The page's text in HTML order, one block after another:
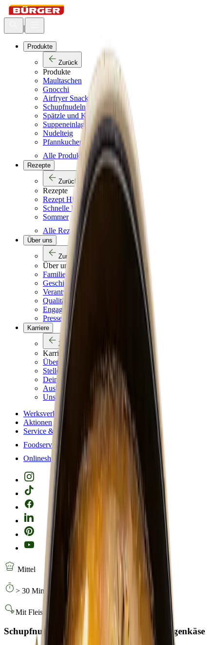
|
Produkte
Zurück
Produkte
Maultaschen
Gnocchi
Airfryer Snack BALLS
Schupfnudeln
Spätzle und Knöpfle
Suppeneinlagen
Nudelteig
Pfannkuchen
Alle Produkte
Rezepte
Zurück
Rezepte
Rezept Highlights
Schnelle Küche
Sommer
Alle Rezepte
Über uns
Zurück
Über uns
Familienunternehmen
Geschichte
Verantwortung
Qualitätsversprechen
Engagement und Sponsoring
Presse
Karriere
Zurück
Karriere
Übersicht
Stellenangebote
Dein Einstieg
Ausbildung
Unsere Abteilungen
Werksverkauf
Aktionen
Service & Hilfe
Foodservice
Onlineshop
Mittel
> 30 Minuten
Mit Fleisch
Schupfnudeln mit Bresola, Birnen und Ziegenkäse